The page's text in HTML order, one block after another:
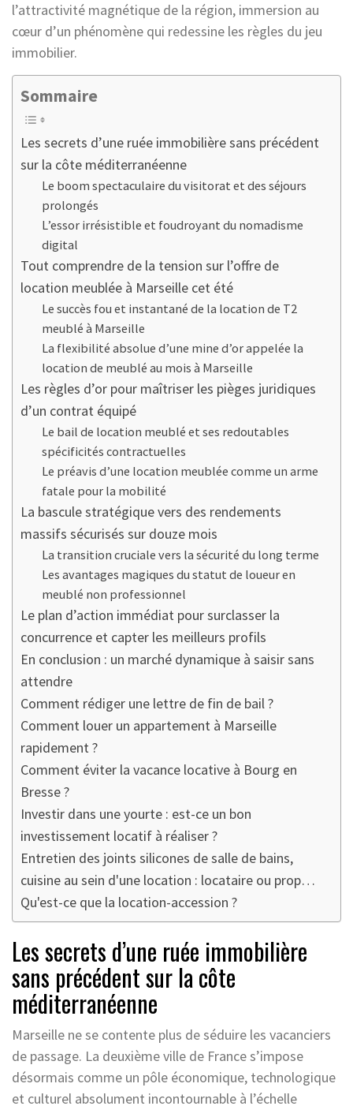
l’attractivité magnétique de la région, immersion au
cœur d’un phénomène qui redessine les règles du jeu
immobilier.
Sommaire
Les secrets d’une ruée immobilière sans précédent
sur la côte méditerranéenne
Le boom spectaculaire du visitorat et des séjours
prolongés
L’essor irrésistible et foudroyant du nomadisme
digital
Tout comprendre de la tension sur l’offre de
location meublée à Marseille cet été
Le succès fou et instantané de la location de T2
meublé à Marseille
La flexibilité absolue d’une mine d’or appelée la
location de meublé au mois à Marseille
Les règles d’or pour maîtriser les pièges juridiques
d’un contrat équipé
Le bail de location meublé et ses redoutables
spécificités contractuelles
Le préavis d’une location meublée comme un arme
fatale pour la mobilité
La bascule stratégique vers des rendements
massifs sécurisés sur douze mois
La transition cruciale vers la sécurité du long terme
Les avantages magiques du statut de loueur en
meublé non professionnel
Le plan d’action immédiat pour surclasser la
concurrence et capter les meilleurs profils
En conclusion : un marché dynamique à saisir sans
attendre
Comment rédiger une lettre de fin de bail ?
Comment louer un appartement à Marseille
rapidement ?
Comment éviter la vacance locative à Bourg en
Bresse ?
Investir dans une yourte : est-ce un bon
investissement locatif à réaliser ?
Entretien des joints silicones de salle de bains,
cuisine au sein d'une location : locataire ou prop…
Qu'est-ce que la location-accession ?
Les secrets d’une ruée immobilière
sans précédent sur la côte
méditerranéenne
Marseille ne se contente plus de séduire les vacanciers
de passage. La deuxième ville de France s’impose
désormais comme un pôle économique, technologique
et culturel absolument incontournable à l’échelle